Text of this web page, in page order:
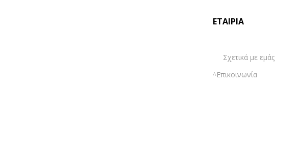
ΕΤΑΙΡΊΑ
Σχετικά με εμάς
Επικοινωνία